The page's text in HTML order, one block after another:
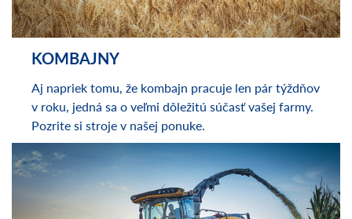
Aj napriek tomu, že kombajn pracuje len pár týždňov
v roku, jedná sa o veľmi dôležitú súčasť vašej farmy.
Pozrite si stroje v našej ponuke.